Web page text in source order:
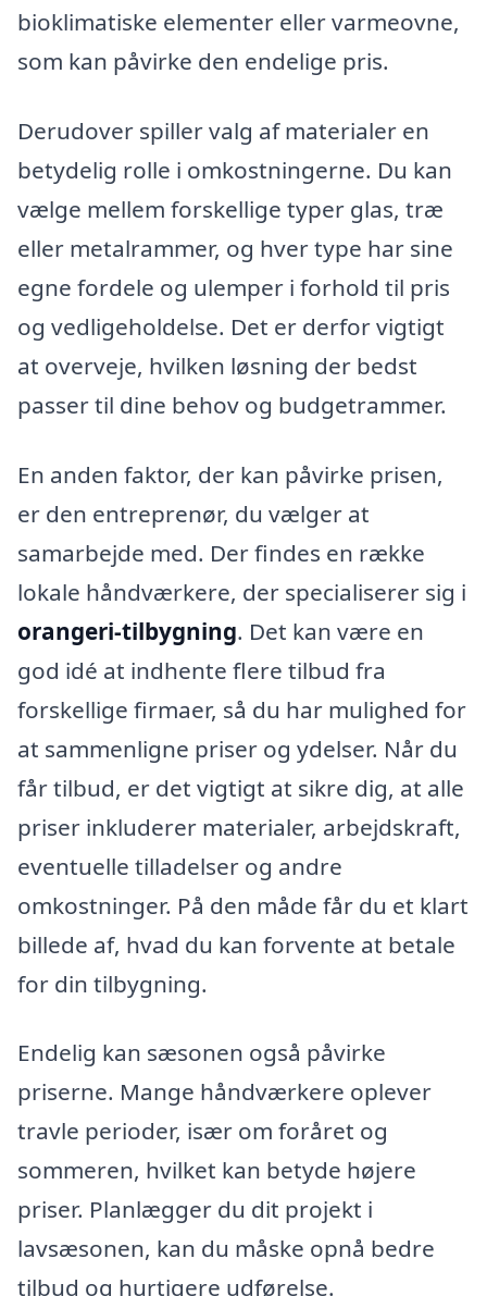
bioklimatiske elementer eller varmeovne,
som kan påvirke den endelige pris.
Derudover spiller valg af materialer en
betydelig rolle i omkostningerne. Du kan
vælge mellem forskellige typer glas, træ
eller metalrammer, og hver type har sine
egne fordele og ulemper i forhold til pris
og vedligeholdelse. Det er derfor vigtigt
at overveje, hvilken løsning der bedst
passer til dine behov og budgetrammer.
En anden faktor, der kan påvirke prisen,
er den entreprenør, du vælger at
samarbejde med. Der findes en række
lokale håndværkere, der specialiserer sig i
orangeri-tilbygning. Det kan være en
god idé at indhente flere tilbud fra
forskellige firmaer, så du har mulighed for
at sammenligne priser og ydelser. Når du
får tilbud, er det vigtigt at sikre dig, at alle
priser inkluderer materialer, arbejdskraft,
eventuelle tilladelser og andre
omkostninger. På den måde får du et klart
billede af, hvad du kan forvente at betale
for din tilbygning.
Endelig kan sæsonen også påvirke
priserne. Mange håndværkere oplever
travle perioder, især om foråret og
sommeren, hvilket kan betyde højere
priser. Planlægger du dit projekt i
lavsæsonen, kan du måske opnå bedre
tilbud og hurtigere udførelse.